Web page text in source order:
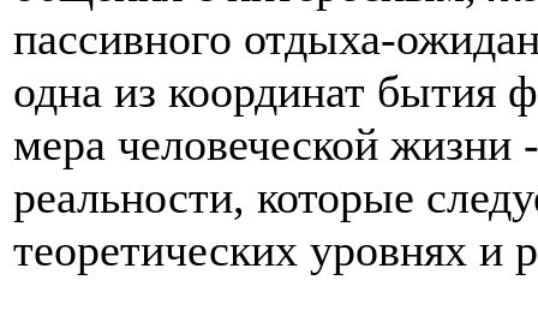
пассивного отдыха-
одна из координат бытия
мера человеческой жизни
реальности, которые
теоретических уровнях и